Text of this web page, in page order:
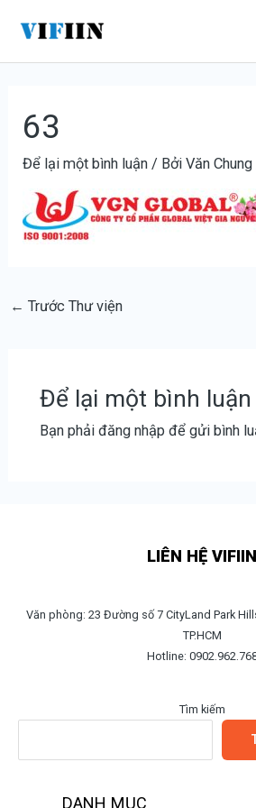
nội
63
Để lại một bình luận / BởiVăn Chung
hướng
bài
← Trước Thư viện
Để lại một bình luận
Bạn phải đăng nhậpđể gửi bình
LIÊN HỆ VIFIIN
Văn phòng: 23 Đường số 7 CityLand Park
TP.HCM
Hotline:
Tìm kiếm
DANH MỤC